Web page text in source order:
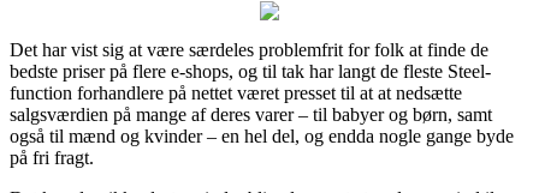
Det har vist sig at være særdeles problemfrit for folk at finde de
bedste priser på flere e-shops, og til tak har langt de fleste Steel-
function forhandlere på nettet været presset til at at nedsætte
salgsværdien på mange af deres varer – til babyer og børn, samt
også til mænd og kvinder – en hel del, og endda nogle gange byde
på fri fragt.